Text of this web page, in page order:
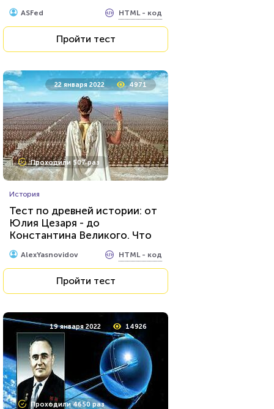
ASFed HTML - код
Пройти тест
22 января 2022 4971
Проходили 507 раз
История
Тест по древней истории: от
Юлия Цезаря - до
Константина Великого. Что
вам о них известно?
AlexYasnovidov HTML - код
Пройти тест
19 января 2022 14926
Проходили 4650 раз